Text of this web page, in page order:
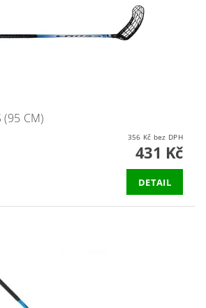
(95 CM)
356 Kč bez DPH
431 Kč
DETAIL